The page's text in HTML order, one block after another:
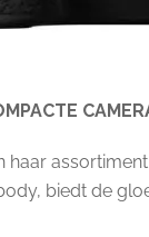
haar
biedt de